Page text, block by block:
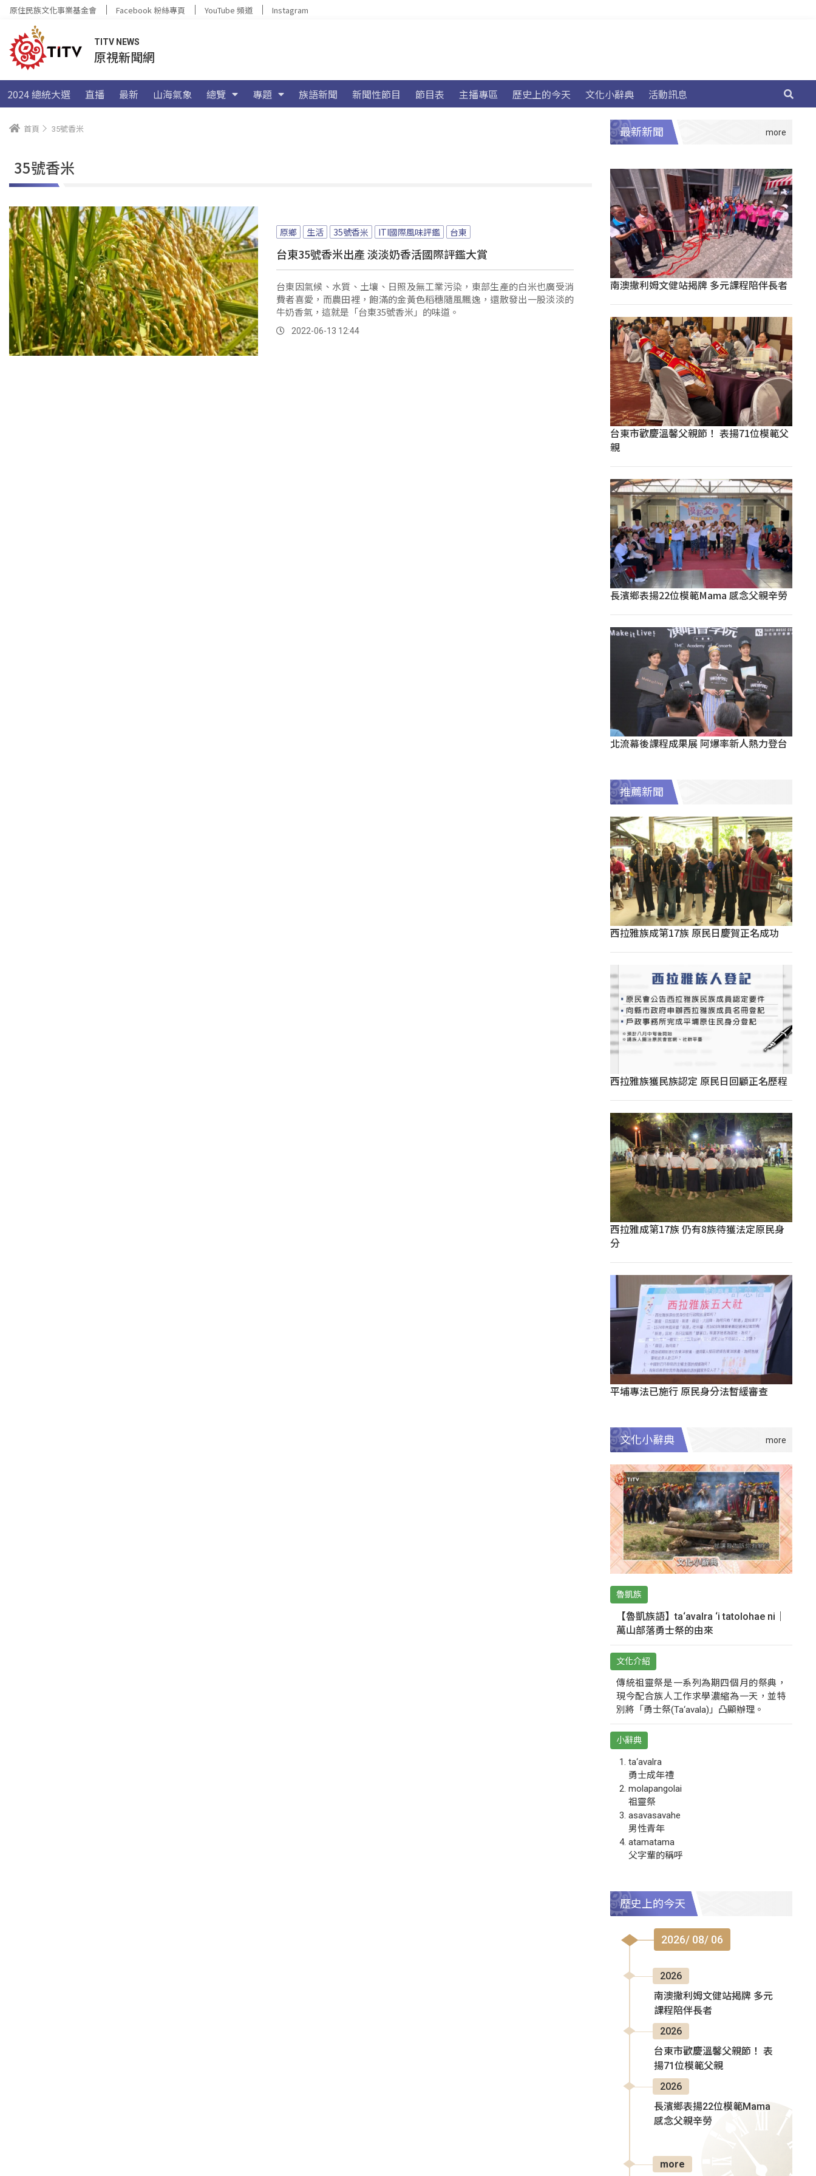
原住民族文化事業基金會 Facebook 粉絲專頁 YouTube 頻道 Instagram
TITV NEWS
原視新聞網
2024 總統大選 直播 最新 山海氣象 總覽 專題 族語新聞 新聞性節目 節目表 主播專區 歷史上的今天 文化小辭典 活動訊息
首頁 35號香米
35號香米
原鄉 生活 35號香米 ITI國際風味評鑑 台東
台東35號香米出產 淡淡奶香活國際評鑑大賞
台東因氣候、水質、土壤、日照及無工業污染，東部生產的白米也廣受消
費者喜愛，而農田裡，飽滿的金黃色稻穗隨風飄逸，還散發出一股淡淡的
牛奶香氣，這就是「台東35號香米」的味道。
2022-06-13 12:44
最新新聞
南澳撒利姆文健站揭牌 多元課程陪伴長者
台東市歡慶溫馨父親節！ 表揚71位模範父
親
長濱鄉表揚22位模範Mama 感念父親辛勞
北流幕後課程成果展 阿爆率新人熱力登台
推薦新聞
西拉雅族成第17族 原民日慶賀正名成功
西拉雅族獲民族認定 原民日回顧正名歷程
西拉雅成第17族 仍有8族待獲法定原民身
分
平埔專法已施行 原民身分法暫緩審查
文化小辭典
魯凱族
【魯凱族語】ta‘avalra ‘i tatolohae ni｜
萬山部落勇士祭的由來
文化介紹
傳統祖靈祭是一系列為期四個月的祭典，
現今配合族人工作求學濃縮為一天，並特
別將「勇士祭(Ta‘avala)」凸顯辦理。
小辭典
ta‘avalra
勇士成年禮
molapangolai
祖靈祭
asavasavahe
男性青年
atamatama
父字輩的稱呼
歷史上的今天
2026/ 08/ 06
2026
南澳撒利姆文健站揭牌 多元
課程陪伴長者
2026
台東市歡慶溫馨父親節！ 表
揚71位模範父親
2026
長濱鄉表揚22位模範Mama
感念父親辛勞
more